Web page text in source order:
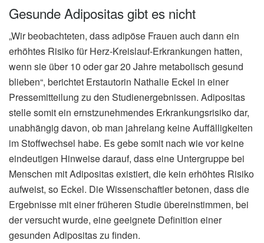
Gesunde Adipositas gibt es nicht
„Wir beobachteten, dass adipöse Frauen auch dann ein
erhöhtes Risiko für Herz-Kreislauf-Erkrankungen hatten,
wenn sie über 10 oder gar 20 Jahre metabolisch gesund
blieben“, berichtet Erstautorin Nathalie Eckel in einer
Pressemitteilung zu den Studienergebnissen. Adipositas
stelle somit ein ernstzunehmendes Erkrankungsrisiko dar,
unabhängig davon, ob man jahrelang keine Auffälligkeiten
im Stoffwechsel habe. Es gebe somit nach wie vor keine
eindeutigen Hinweise darauf, dass eine Untergruppe bei
Menschen mit Adipositas existiert, die kein erhöhtes Risiko
aufweist, so Eckel. Die Wissenschaftler betonen, dass die
Ergebnisse mit einer früheren Studie übereinstimmen, bei
der versucht wurde, eine geeignete Definition einer
gesunden Adipositas zu finden.